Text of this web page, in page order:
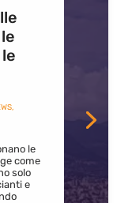
,
le
come
solo
e